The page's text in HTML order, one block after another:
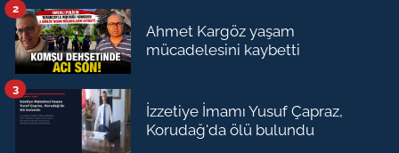
Ahmet Kargöz yaşam
mücadelesini kaybetti
2
İzzetiye İmamı Yusuf Çapraz,
Korudağ'da ölü bulundu
3